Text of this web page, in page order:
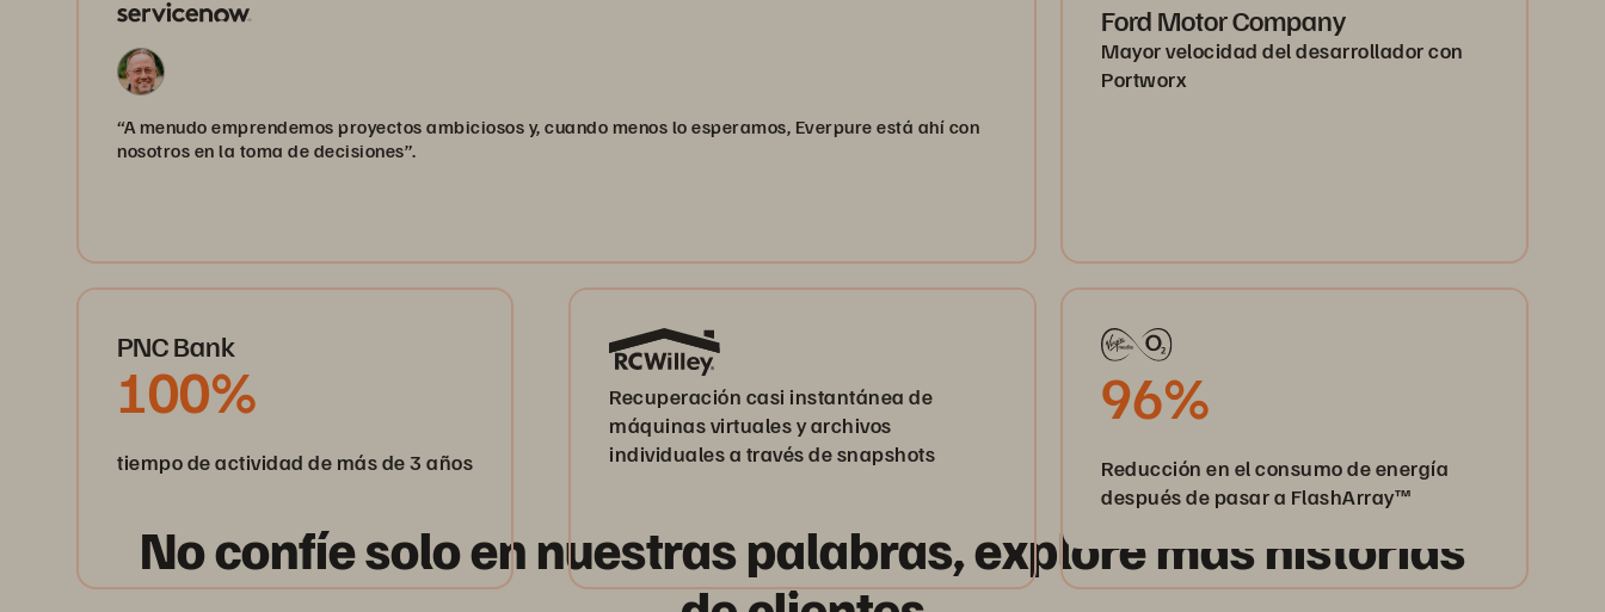
“A menudo emprendemos proyectos ambiciosos y, cuando menos lo esperamos, Everpure está ahí con
nosotros en la toma de decisiones”.
Ford Motor Company
Mayor velocidad del desarrollador con
Portworx
PNC Bank
100%
tiempo de actividad de más de 3 años
Recuperación casi instantánea de
máquinas virtuales y archivos
individuales a través de snapshots
96%
Reducción en el consumo de energía
después de pasar a FlashArray™
No confíe solo en nuestras palabras, explore más historias